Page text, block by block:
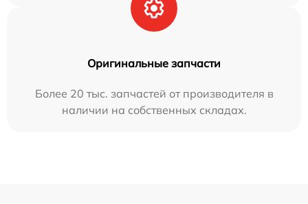
Оригинальные запчасти
Более 20 тыс. запчастей от производителя в
наличии на собственных складах.